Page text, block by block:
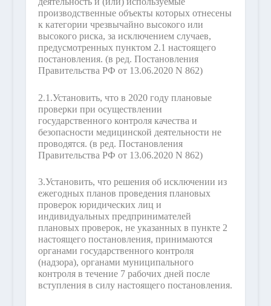
производственные объекты которых отнесены
к категории чрезвычайно высокого или
высокого риска, за исключением случаев,
предусмотренных пунктом 2.1 настоящего
постановления. (в ред. Постановления
Правительства РФ от 13.06.2020 N 862)
2.1.Установить, что в 2020 году плановые
проверки при осуществлении
государственного контроля качества и
безопасности медицинской деятельности не
проводятся. (в ред. Постановления
Правительства РФ от 13.06.2020 N 862)
3.Установить, что решения об исключении из
ежегодных планов проведения плановых
проверок юридических лиц и
индивидуальных предпринимателей
плановых проверок, не указанных в пункте 2
настоящего постановления, принимаются
органами государственного контроля
(надзора), органами муниципального
контроля в течение 7 рабочих дней после
вступления в силу настоящего постановления.